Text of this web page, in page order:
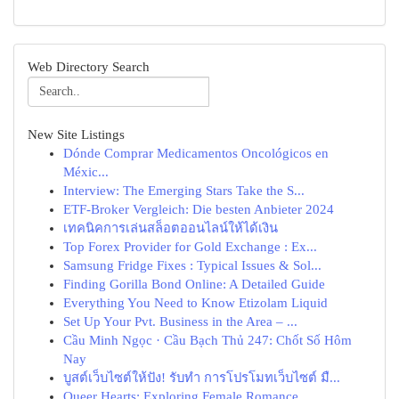
Web Directory Search
New Site Listings
Dónde Comprar Medicamentos Oncológicos en
Méxic...
Interview: The Emerging Stars Take the S...
ETF-Broker Vergleich: Die besten Anbieter 2024
เทคนิคการเล่นสล็อตออนไลน์ให้ได้เงิน
Top Forex Provider for Gold Exchange : Ex...
Samsung Fridge Fixes : Typical Issues & Sol...
Finding Gorilla Bond Online: A Detailed Guide
Everything You Need to Know Etizolam Liquid
Set Up Your Pvt. Business in the Area – ...
Cầu Minh Ngọc · Cầu Bạch Thủ 247: Chốt Số Hôm
Nay
บูสต์เว็บไซต์ให้ปัง! รับทำ การโปรโมทเว็บไซต์ มื...